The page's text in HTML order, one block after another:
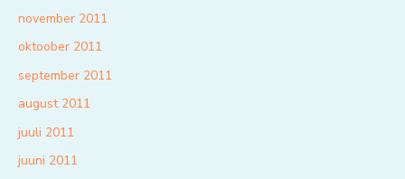
november 2011
oktoober 2011
september 2011
august 2011
juuli 2011
juuni 2011